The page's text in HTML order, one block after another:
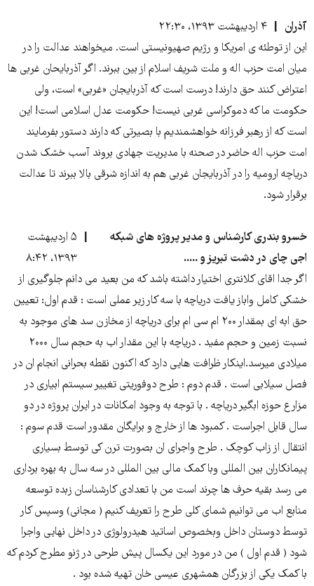
آذران
۴ اردیبهشت ۱۳۹۳، ۲۲:۳۰
این از توطئه ی امریکا و رژیم صهیونیستی است. میخواهند عدالت را در
میان امت حزب اله و ملت شریف اسلام از بین ببرند. اگر آذربایحان غربی ها
اعتراض کنند حق دارند! درست است که آذربایجان «غربی» است، ولی
حکومت ما که دموکراسی غربی نیست! حکومت عدل اسلامی است! این
است که از رهبر فرزانه خواهشمندیم با بصیرتی که دارند دستور بفرمایند
امت حزب اله حاضر در صحنه با مدیریت جهادی بروند آسب خشک شدن
دریاچه ارومیه را در آذربایجان غربی هم به اندازه شرقی بالا ببرند تا عدالت
برقرار شود.
خسرو بندری کارشناس و مدیر پروژه های شبکه
اجی چای در دشت تبریز و .....
۵ اردیبهشت
۱۳۹۳، ۸:۴۲
اگر جدا اقای کلانتری اختیار داشته باشد که من بعید می دانم جلوگیری از
خشکی کامل واباز یافت دریاچه با سه کار زیر عملی است : قدم اول: تعیین
حق ابه ای بمقدار ۲۰۰ ام سی ام برای دریاچه از مخازن سد های موجود به
نسبت زمین و حجم مفید . دریاچه با این مقدار اب به حجم سال ۲۰۰۰
میلادی میرسد.اینکار ظرافت هایی دارد که اکنون نقطه بحرانی انجام ان در
فصل سیلابی است . قدم دوم : طرح دوفوریتی تغییر سیستم ابیاری در
مزارع حوزه ابگیر دریاچه . با توجه به وجود امکانات در ایران پروژه در دو
سال قابل اجراست . کمبود ها از خارج و برایگان مقدور است قدم سوم :
انتقال از زاب کوچک . طرح واجرای ان بصورت ترن کی توسط بسیاری
پیمانکاران بین المللی وبا کمک مالی بین المللی در سه سال به بهره برداری
می رسد بقیه حرف ها چرند است من با تعدادی کارشناسان زبده توسعه
منابع اب می توانیم شمای کلی طرح را تعریف کنیم ( مجانی) وسپس کار
توسط دوستان داخل وبخصوص اساتید هیدرولوژی در داخل نهایی واجرا
شود ( قدم اول ) من در مورد این یکسال پیش طرحی در ژنو مطرح کردم که
با کمک یکی از بزرگان همشهری عیسی خان تهیه شده بود .